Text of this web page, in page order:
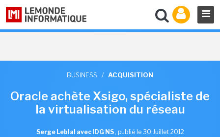
BUSINESS / ACQUISITION
Oracle achète Xsigo, spécialiste de
la virtualisation du réseau
Serge Leblal avec IDG NS , publié le 30 Juillet 2012